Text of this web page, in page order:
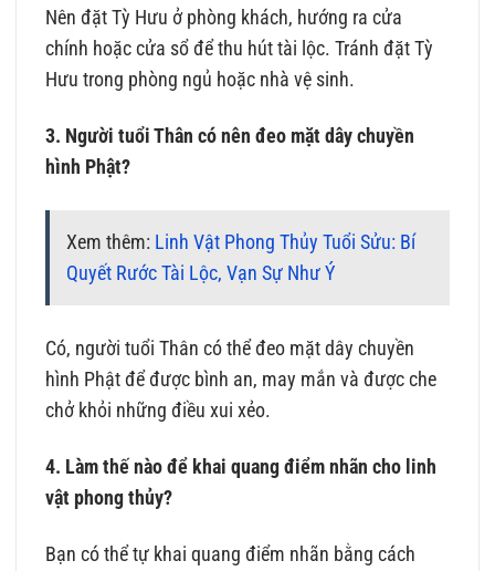
Nên đặt Tỳ Hưu ở phòng khách, hướng ra cửa
chính hoặc cửa sổ để thu hút tài lộc. Tránh đặt Tỳ
Hưu trong phòng ngủ hoặc nhà vệ sinh.
3. Người tuổi Thân có nên đeo mặt dây chuyền
hình Phật?
Xem thêm: Linh Vật Phong Thủy Tuổi Sửu: Bí
Quyết Rước Tài Lộc, Vạn Sự Như Ý
Có, người tuổi Thân có thể đeo mặt dây chuyền
hình Phật để được bình an, may mắn và được che
chở khỏi những điều xui xẻo.
4. Làm thế nào để khai quang điểm nhãn cho linh
vật phong thủy?
Bạn có thể tự khai quang điểm nhãn bằng cách